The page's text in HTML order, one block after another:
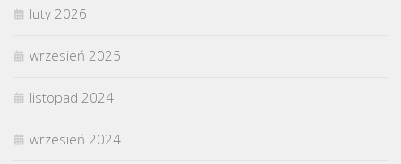
luty 2026
wrzesień 2025
listopad 2024
wrzesień 2024